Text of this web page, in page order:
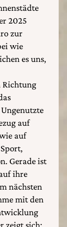
2025
zur
wie
es uns,
Richtung
auf
auf
Gerade ist
ihre
nächsten
mit den
zeigt sich: